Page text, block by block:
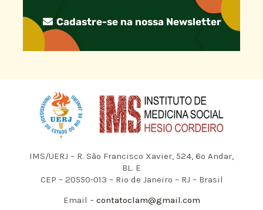
Cadastre-se na nossa Newsletter
IMS/UERJ – R. São Francisco Xavier, 524, 6º Andar,
BL. E
CEP – 20550-013 – Rio de Janeiro – RJ – Brasil
Email –contatoclam@gmail.com